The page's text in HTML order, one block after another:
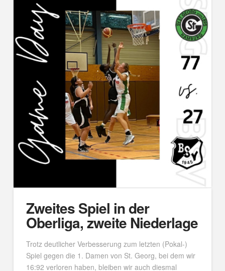
Zweites Spiel in der
Oberliga, zweite Niederlage
Trotz deutlicher Verbesserung zum letzten (Pokal-)
Spiel gegen die 1. Damen von St. Georg, bei dem wir
16:92 verloren haben, bleiben wir auch diesmal